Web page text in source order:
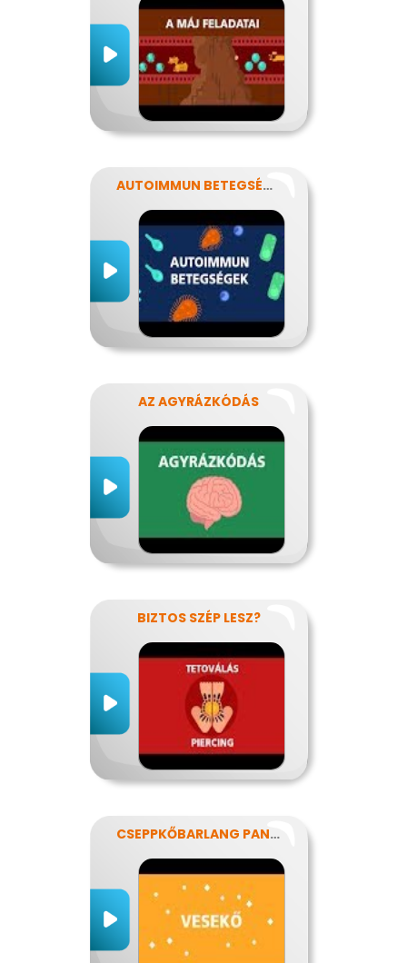
AUTOIMMUN BETEGSÉGEK
AZ AGYRÁZKÓDÁS
BIZTOS SZÉP LESZ?
CSEPPKŐBARLANG PANASZOKKAL